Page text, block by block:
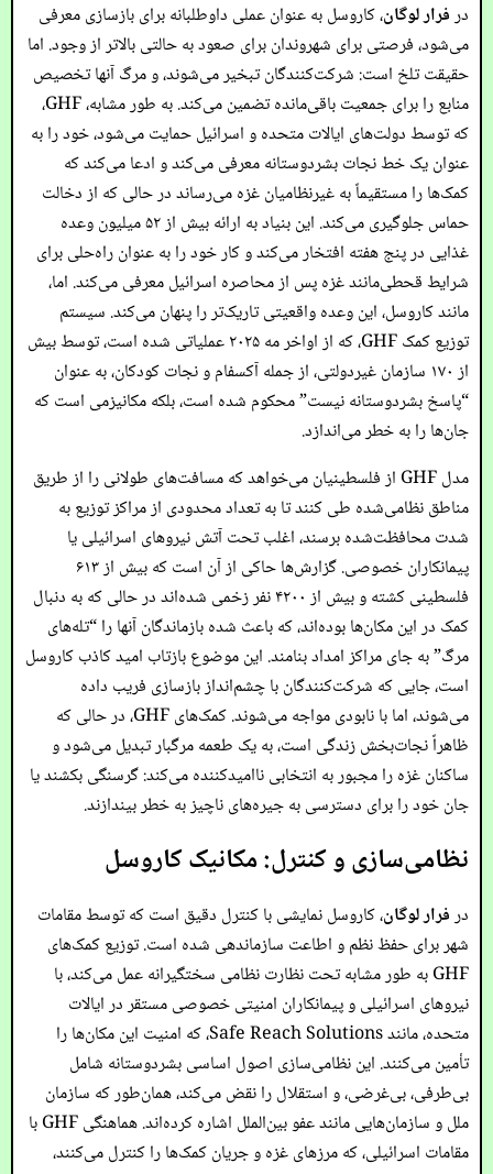
درفرار لوگان، کاروسل به عنوان عملی داوطلبانه برای بازسازی معرفی
می‌شود، فرصتی برای شهروندان برای صعود به حالتی بالاتر از وجود. اما
حقیقت تلخ است: شرکت‌کنندگان تبخیر می‌شوند، و مرگ آنها تخصیص
منابع را برای جمعیت باقی‌مانده تضمین می‌کند. به طور مشابه، GHF،
که توسط دولت‌های ایالات متحده و اسرائیل حمایت می‌شود، خود را به
عنوان یک خط نجات بشردوستانه معرفی می‌کند و ادعا می‌کند که
کمک‌ها را مستقیماً به غیرنظامیان غزه می‌رساند در حالی که از دخالت
حماس جلوگیری می‌کند. این بنیاد به ارائه بیش از ۵۲ میلیون وعده
غذایی در پنج هفته افتخار می‌کند و کار خود را به عنوان راه‌حلی برای
شرایط قحطی‌مانند غزه پس از محاصره اسرائیل معرفی می‌کند. اما،
مانند کاروسل، این وعده واقعیتی تاریک‌تر را پنهان می‌کند. سیستم
توزیع کمک GHF، که از اواخر مه ۲۰۲۵ عملیاتی شده است، توسط بیش
از ۱۷۰ سازمان غیردولتی، از جمله آکسفام و نجات کودکان، به عنوان
“پاسخ بشردوستانه نیست” محکوم شده است، بلکه مکانیزمی است که
جان‌ها را به خطر می‌اندازد.
مدل GHF از فلسطینیان می‌خواهد که مسافت‌های طولانی را از طریق
مناطق نظامی‌شده طی کنند تا به تعداد محدودی از مراکز توزیع به
شدت محافظت‌شده برسند، اغلب تحت آتش نیروهای اسرائیلی یا
پیمانکاران خصوصی. گزارش‌ها حاکی از آن است که بیش از ۶۱۳
فلسطینی کشته و بیش از ۴۲۰۰ نفر زخمی شده‌اند در حالی که به دنبال
کمک در این مکان‌ها بوده‌اند، که باعث شده بازماندگان آنها را “تله‌های
مرگ” به جای مراکز امداد بنامند. این موضوع بازتاب امید کاذب کاروسل
است، جایی که شرکت‌کنندگان با چشم‌انداز بازسازی فریب داده
می‌شوند، اما با نابودی مواجه می‌شوند. کمک‌های GHF، در حالی که
ظاهراً نجات‌بخش زندگی است، به یک طعمه مرگبار تبدیل می‌شود و
ساکنان غزه را مجبور به انتخابی ناامیدکننده می‌کند: گرسنگی بکشند یا
جان خود را برای دسترسی به جیره‌های ناچیز به خطر بیندازند.
نظامی‌سازی و کنترل: مکانیک کاروسل
درفرار لوگان، کاروسل نمایشی با کنترل دقیق است که توسط مقامات
شهر برای حفظ نظم و اطاعت سازماندهی شده است. توزیع کمک‌های
GHF به طور مشابه تحت نظارت نظامی سختگیرانه عمل می‌کند، با
نیروهای اسرائیلی و پیمانکاران امنیتی خصوصی مستقر در ایالات
متحده، مانند Safe Reach Solutions، که امنیت این مکان‌ها را
تأمین می‌کنند. این نظامی‌سازی اصول اساسی بشردوستانه شامل
بی‌طرفی، بی‌غرضی، و استقلال را نقض می‌کند، همان‌طور که سازمان
ملل و سازمان‌هایی مانند عفو بین‌الملل اشاره کرده‌اند. هماهنگی GHF با
مقامات اسرائیلی، که مرزهای غزه و جریان کمک‌ها را کنترل می‌کنند،